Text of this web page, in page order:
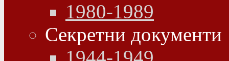
1980-1989
Секретни документи